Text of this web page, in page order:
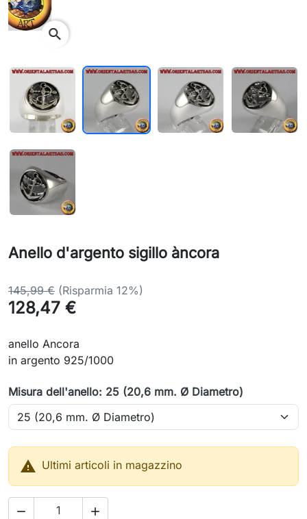
Anello d'argento sigillo àncora
145,99 € (Risparmia 12%)
128,47 €
anello Ancora
in argento 925/1000
Misura dell'anello: 25 (20,6 mm. Ø Diametro)
 Ultimi articoli in magazzino
 